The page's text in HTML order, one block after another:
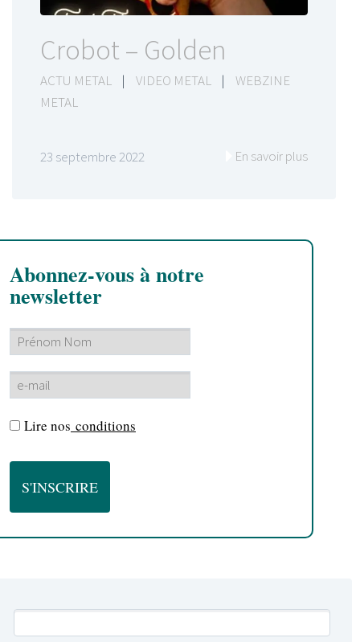
Crobot – Golden
ACTU METAL | VIDEO METAL |
WEBZINE
METAL
23 septembre 2022 En savoir plus
Abonnez-vous à notre
newsletter
Lire nos conditions